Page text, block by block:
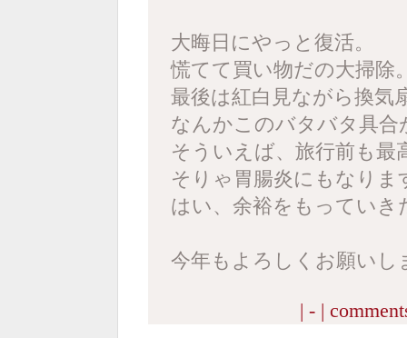
大晦日にやっと復活。
慌てて買い物だの大掃除
最後は紅白見ながら換気
なんかこのバタバタ具合
そういえば、旅行前も
そりゃ胃腸炎にもなりま
はい、余裕をもっていき
今年もよろしくお願いし
| - |